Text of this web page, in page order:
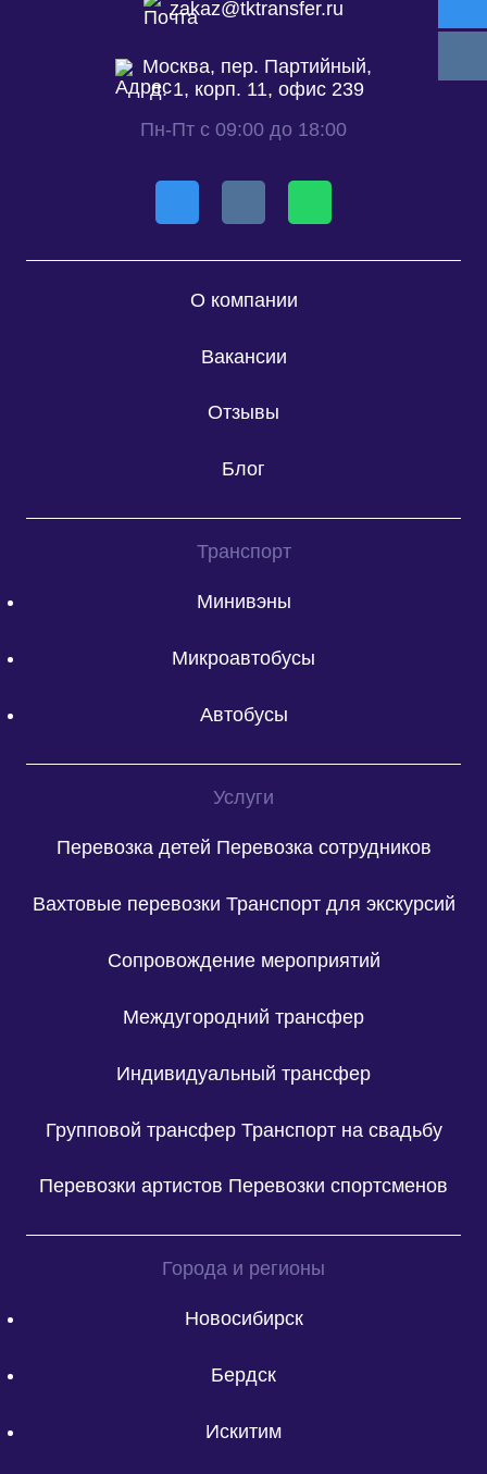
zakaz@tktransfer.ru
Москва, пер. Партийный,
д. 1, корп. 11, офис 239
Пн-Пт с 09:00 до 18:00
О компании
Вакансии
Отзывы
Блог
Транспорт
Минивэны
Микроавтобусы
Автобусы
Услуги
Перевозка детей Перевозка сотрудников
Вахтовые перевозки Транспорт для экскурсий
Сопровождение мероприятий
Междугородний трансфер
Индивидуальный трансфер
Групповой трансфер Транспорт на свадьбу
Перевозки артистов Перевозки спортсменов
Города и регионы
Новосибирск
Бердск
Искитим